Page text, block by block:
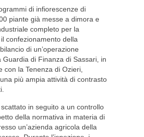
di infiorescenze di
piante già messe a dimora e
completo per la
confezionamento della
di un’operazione
Guardia di Finanza di Sassari, in
con la Tenenza di Ozieri,
più ampia attività di contrasto
scattato in seguito a un controllo
della normativa in materia di
un’azienda agricola della